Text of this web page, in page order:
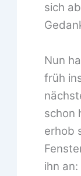
sich
Nun
früh
schon
erhob
ihn